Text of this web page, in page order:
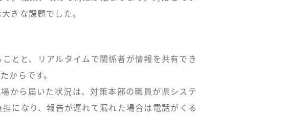
きな課題でした。
とと、リアルタイムで関係者が情報を共有でき
からです。
から届いた状況は、対策本部の職員が県システ
になり、報告が遅れて漏れた場合は電話がくる